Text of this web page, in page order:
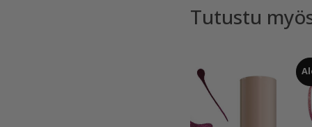
Tutustu